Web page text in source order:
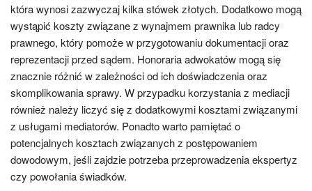
która wynosi zazwyczaj kilka stówek złotych. Dodatkowo mogą
wystąpić koszty związane z wynajmem prawnika lub radcy
prawnego, który pomoże w przygotowaniu dokumentacji oraz
reprezentacji przed sądem. Honoraria adwokatów mogą się
znacznie różnić w zależności od ich doświadczenia oraz
skomplikowania sprawy. W przypadku korzystania z mediacji
również należy liczyć się z dodatkowymi kosztami związanymi
z usługami mediatorów. Ponadto warto pamiętać o
potencjalnych kosztach związanych z postępowaniem
dowodowym, jeśli zajdzie potrzeba przeprowadzenia ekspertyz
czy powołania świadków.